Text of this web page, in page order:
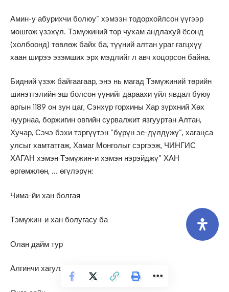
Амин-у абурихчи болюу” хэмээн тодорхойлсон үүгээр
мөшгөж үзэхүл. Тэмүжиний төр чухам андлахуй ёсонд
(холбоонд) төвлөж байх ба, түүний алтан ураг гагцхүү
хаан ширээ эзэмших эрх мэдлийг л авч хоцорсон байна.
Бидний үзэж байгаагаар, энэ нь магад Тэмүжиний төрийн
шинэтгэлийн эш болсон үүнийг дараахи үйл явдал буюу
аргын 1189 он зун цаг, Сэнхүр горхины Хар зүрхний Хөх
нуурнаа, боржигин овгийн сурвалжит язгууртан Алтан,
Хучар, Сэчэ бэхи тэргүүтэн “бүрүн эе-дүлдүжү”, хагацса
улсыг хамтатгаж, Хамаг Монголыг сэргээж, ЧИНГИС
ХАГАН хэмэн Тэмүжин-и хэмэн нэрэйджү” ХАН
өргөмжлөн, … өгүлэрүн:
Чима-йи хан болгая
Тэмүжин-и хан болугасу ба
Олан дайм тур
Алгинчи хагулжу